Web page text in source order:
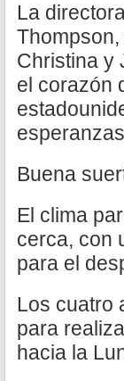
La
Christina y
el corazón
Buena
El clima
cerca, con
para el
Los cuatro
para
hacia la